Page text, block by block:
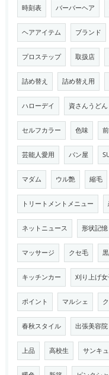
時刻表 バーバーヘア
ヘアアイテム ブランド
プロステップ 取扱店
詰め替え 詰め替え用
ハローデイ 資さんうどん
セルフカラー 色味
芸能人愛用 パン屋
マダム ウル艶 縮毛
トリートメントメニュー
ネットニュース 形状記憶
マッサージ クセ毛
キッチンカー 刈り上げ
ポイント マルシェ
春秋スタイル 出張美容院
上品 高校生 サンキ